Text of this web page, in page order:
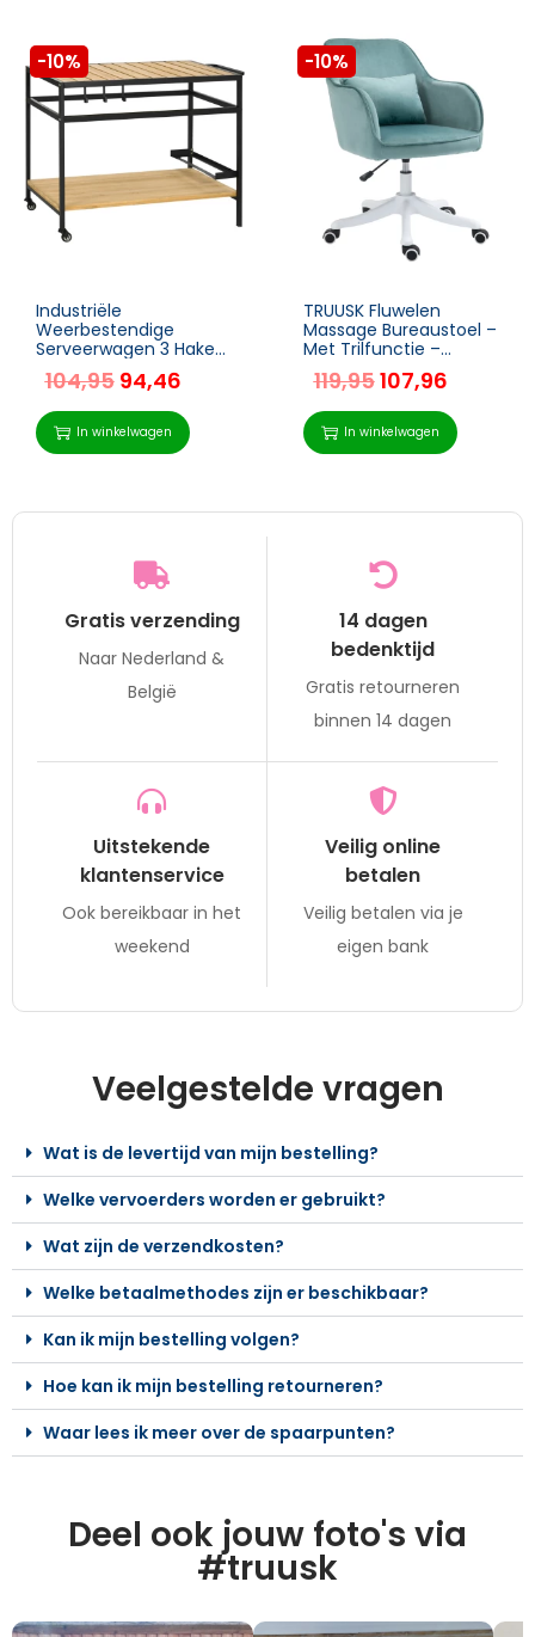
-10%
Industriële
Weerbestendige
Serveerwagen 3 Haken
1 Plank 107cm X 65cm
X 80cm Zwart +
Naturel
104,95 94,46
In winkelwagen
-10%
TRUUSK Fluwelen
Massage Bureaustoel –
Met Trilfunctie –
Afmetingen 55cm x
65cm x 86cm – Groen
119,95107,96
In winkelwagen
Gratis verzending
Naar Nederland &
België
14 dagen
bedenktijd
Gratis retourneren
binnen 14 dagen
Uitstekende
klantenservice
Ook bereikbaar in het
weekend
Veilig online
betalen
Veilig betalen via je
eigen bank
Veelgestelde vragen
Wat is de levertijd van mijn bestelling?
Welke vervoerders worden er gebruikt?
Wat zijn de verzendkosten?
Welke betaalmethodes zijn er beschikbaar?
Kan ik mijn bestelling volgen?
Hoe kan ik mijn bestelling retourneren?
Waar lees ik meer over de spaarpunten?
Deel ook jouw foto's via
#truusk